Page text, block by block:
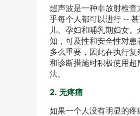
超声波是一种非放射检查
乎每个人都可以进行 --
儿、孕妇和哺乳期妇女。
知，可及性和安全性对患
多么重要，因此在执行复
和诊断措施时积极使用超
法。
2. 无疼痛
如果一个人没有明显的疼